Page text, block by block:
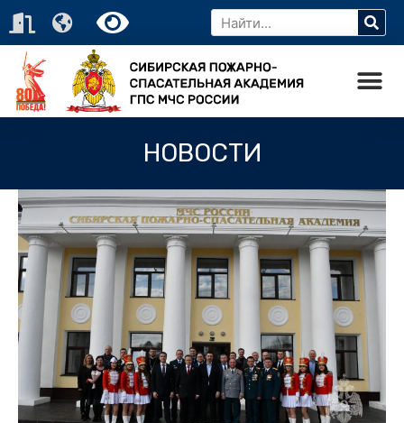
НОВОСТИ